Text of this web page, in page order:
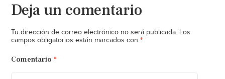
Deja un comentario
Tu dirección de correo electrónico no será publicada. Los
campos obligatorios están marcados con *
Comentario *